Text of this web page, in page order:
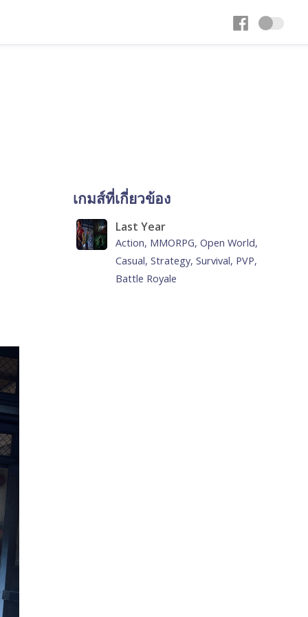
เกมส์ที่เกี่ยวข้อง
Last Year
Action, MMORPG, Open World,
Casual, Strategy, Survival, PVP,
Battle Royale